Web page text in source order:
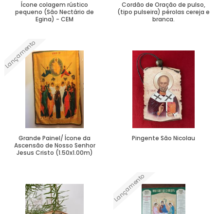
Ícone colagem rústico
pequeno (São Nectário de
Egina) - CEM
Cordão de Oração de pulso,
(tipo pulseira) pérolas cereja e
branca.
Lançamento
Grande Painel/ Ícone da
Ascensão de Nosso Senhor
Jesus Cristo (1.50x1.00m)
Pingente São Nicolau
Lançamento